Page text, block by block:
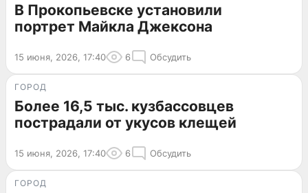
В Прокопьевске установили
портрет Майкла Джексона
15 июня, 2026, 17:40 6 Обсудить
ГОРОД
Более 16,5 тыс. кузбассовцев
пострадали от укусов клещей
15 июня, 2026, 17:40 6 Обсудить
ГОРОД